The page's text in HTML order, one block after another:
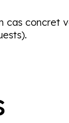
cas concret